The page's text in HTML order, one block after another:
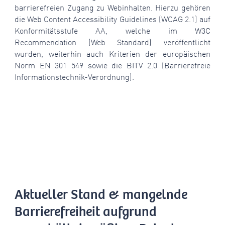
barrierefreien Zugang zu Webinhalten. Hierzu gehören
die Web Content Accessibility Guidelines (WCAG 2.1) auf
Konformitätsstufe AA, welche im W3C
Recommendation (Web Standard) veröffentlicht
wurden, weiterhin auch Kriterien der europäischen
Norm EN 301 549 sowie die BITV 2.0 (Barrierefreie
Informationstechnik-Verordnung).
Aktueller Stand & mangelnde
Barrierefreiheit aufgrund